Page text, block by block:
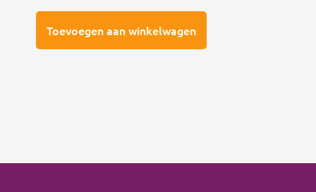
Toevoegen aan winkelwagen